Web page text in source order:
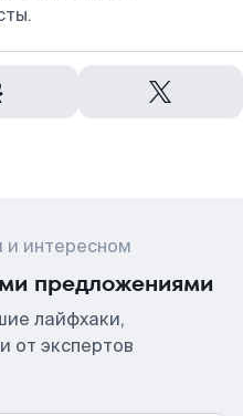
и интересном
предложениями
лайфхаки,
от экспертов